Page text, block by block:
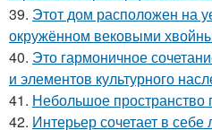
39. Этот дом расположен на
окружённом вековыми
40. Это гармоничное
и элементов культурного
41. Небольшое пространство
42. Интерьер сочетает в себе